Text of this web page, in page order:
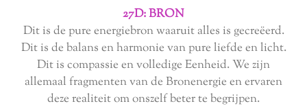
27D: BRON
Dit is de pure energiebron waaruit alles is gecreëerd.
Dit is de balans en harmonie van pure liefde en licht.
Dit is compassie en volledige Eenheid. We zijn
allemaal fragmenten van de Bronenergie en ervaren
deze realiteit om onszelf beter te begrijpen.